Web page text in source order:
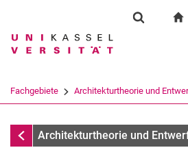
Suchbegriff
Suchen
Fachgebiete Architekturtheorie und
Veranstaltungen
Architekturtheorie und